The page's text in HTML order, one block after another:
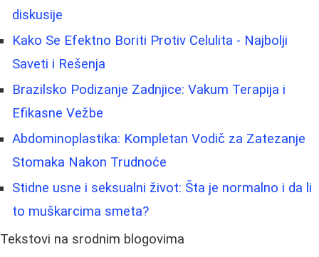
diskusije
Kako Se Efektno Boriti Protiv Celulita - Najbolji
Saveti i Rešenja
Brazilsko Podizanje Zadnjice: Vakum Terapija i
Efikasne Vežbe
Abdominoplastika: Kompletan Vodič za Zatezanje
Stomaka Nakon Trudnoće
Stidne usne i seksualni život: Šta je normalno i da li
to muškarcima smeta?
Tekstovi na srodnim blogovima